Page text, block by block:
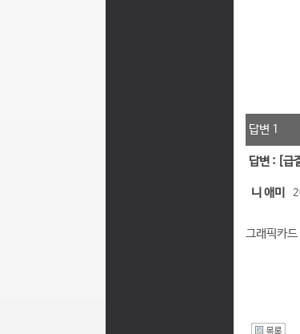
답변 1
답변 : [급
니 애미
그래픽카